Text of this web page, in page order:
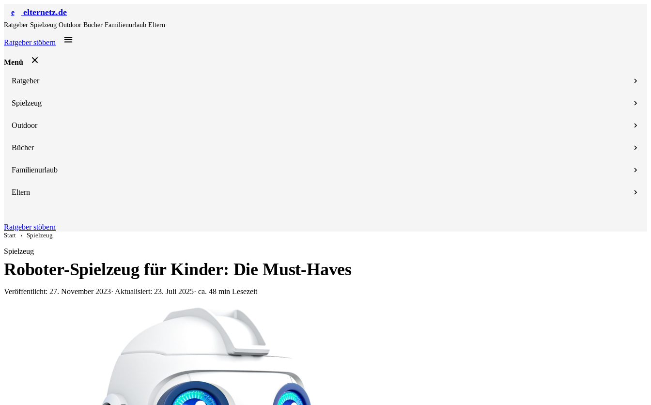
e elternetz.de
Ratgeber Spielzeug Outdoor Bücher Familienurlaub Eltern
Ratgeber stöbern
Menü
Ratgeber
Spielzeug
Outdoor
Bücher
Familienurlaub
Eltern
Ratgeber stöbern
Start › Spielzeug
Spielzeug
Roboter-Spielzeug für Kinder: Die Must-Haves
Veröffentlicht: 27. November 2023· Aktualisiert: 23. Juli 2025· ca. 48 min Lesezeit